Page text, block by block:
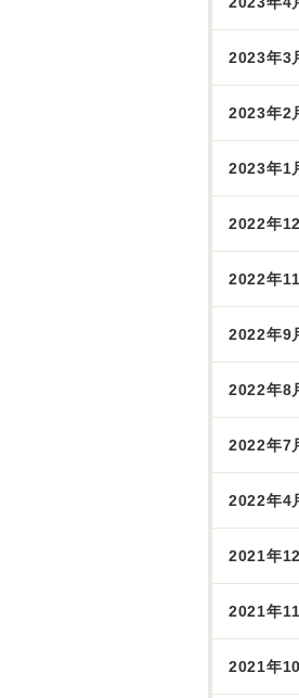
2023年3
2023年2
2023年1
2022年
2022年
2022年9
2022年8
2022年7
2022年4
2021年
2021年
2021年